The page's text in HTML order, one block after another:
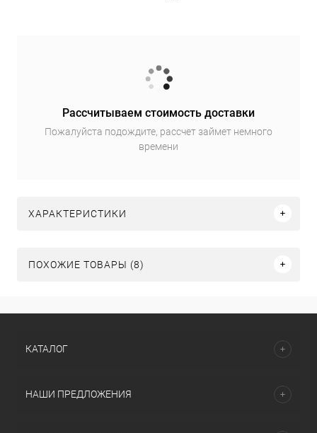
Рассчитываем стоимость доставки
Пожалуйста подождите, рассчет займет немного
времени
ХАРАКТЕРИСТИКИ
ПОХОЖИЕ ТОВАРЫ (8)
КАТАЛОГ
НАШИ ПРЕДЛОЖЕНИЯ